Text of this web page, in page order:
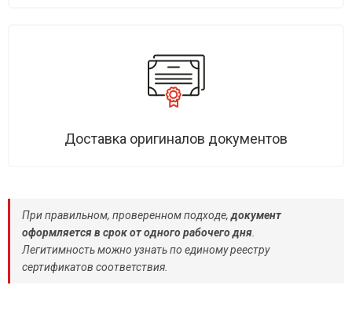
Доставка оригиналов документов
При правильном, проверенном подходе,документ
оформляется в срок от одного рабочего дня
Легитимность можно узнать по единому реестру
сертификатов соответствия.